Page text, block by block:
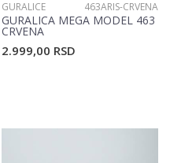
GURALICE 463ARIS-CRVENA
GURALICA MEGA MODEL 463
CRVENA
2.999,00 RSD